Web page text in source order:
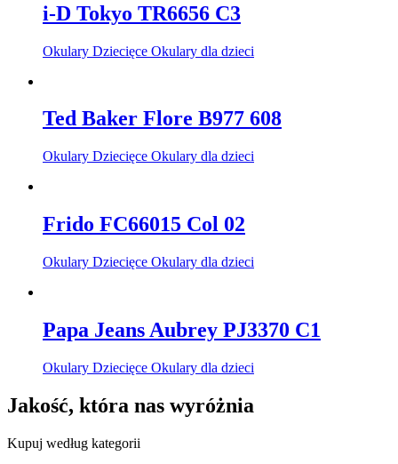
i-D Tokyo TR6656 C3
Okulary Dziecięce Okulary dla dzieci
Ted Baker Flore B977 608
Okulary Dziecięce Okulary dla dzieci
Frido FC66015 Col 02
Okulary Dziecięce Okulary dla dzieci
Papa Jeans Aubrey PJ3370 C1
Okulary Dziecięce Okulary dla dzieci
Jakość, która nas wyróżnia
Kupuj według kategorii